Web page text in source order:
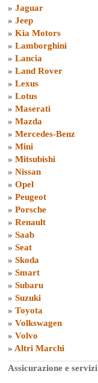
» Jaguar
» Jeep
» Kia Motors
» Lamborghini
» Lancia
» Land Rover
» Lexus
» Lotus
» Maserati
» Mazda
» Mercedes-Benz
» Mini
» Mitsubishi
» Nissan
» Opel
» Peugeot
» Porsche
» Renault
» Saab
» Seat
» Skoda
» Smart
» Subaru
» Suzuki
» Toyota
» Volkswagen
» Volvo
» Altri Marchi
Assicurazione e servizi